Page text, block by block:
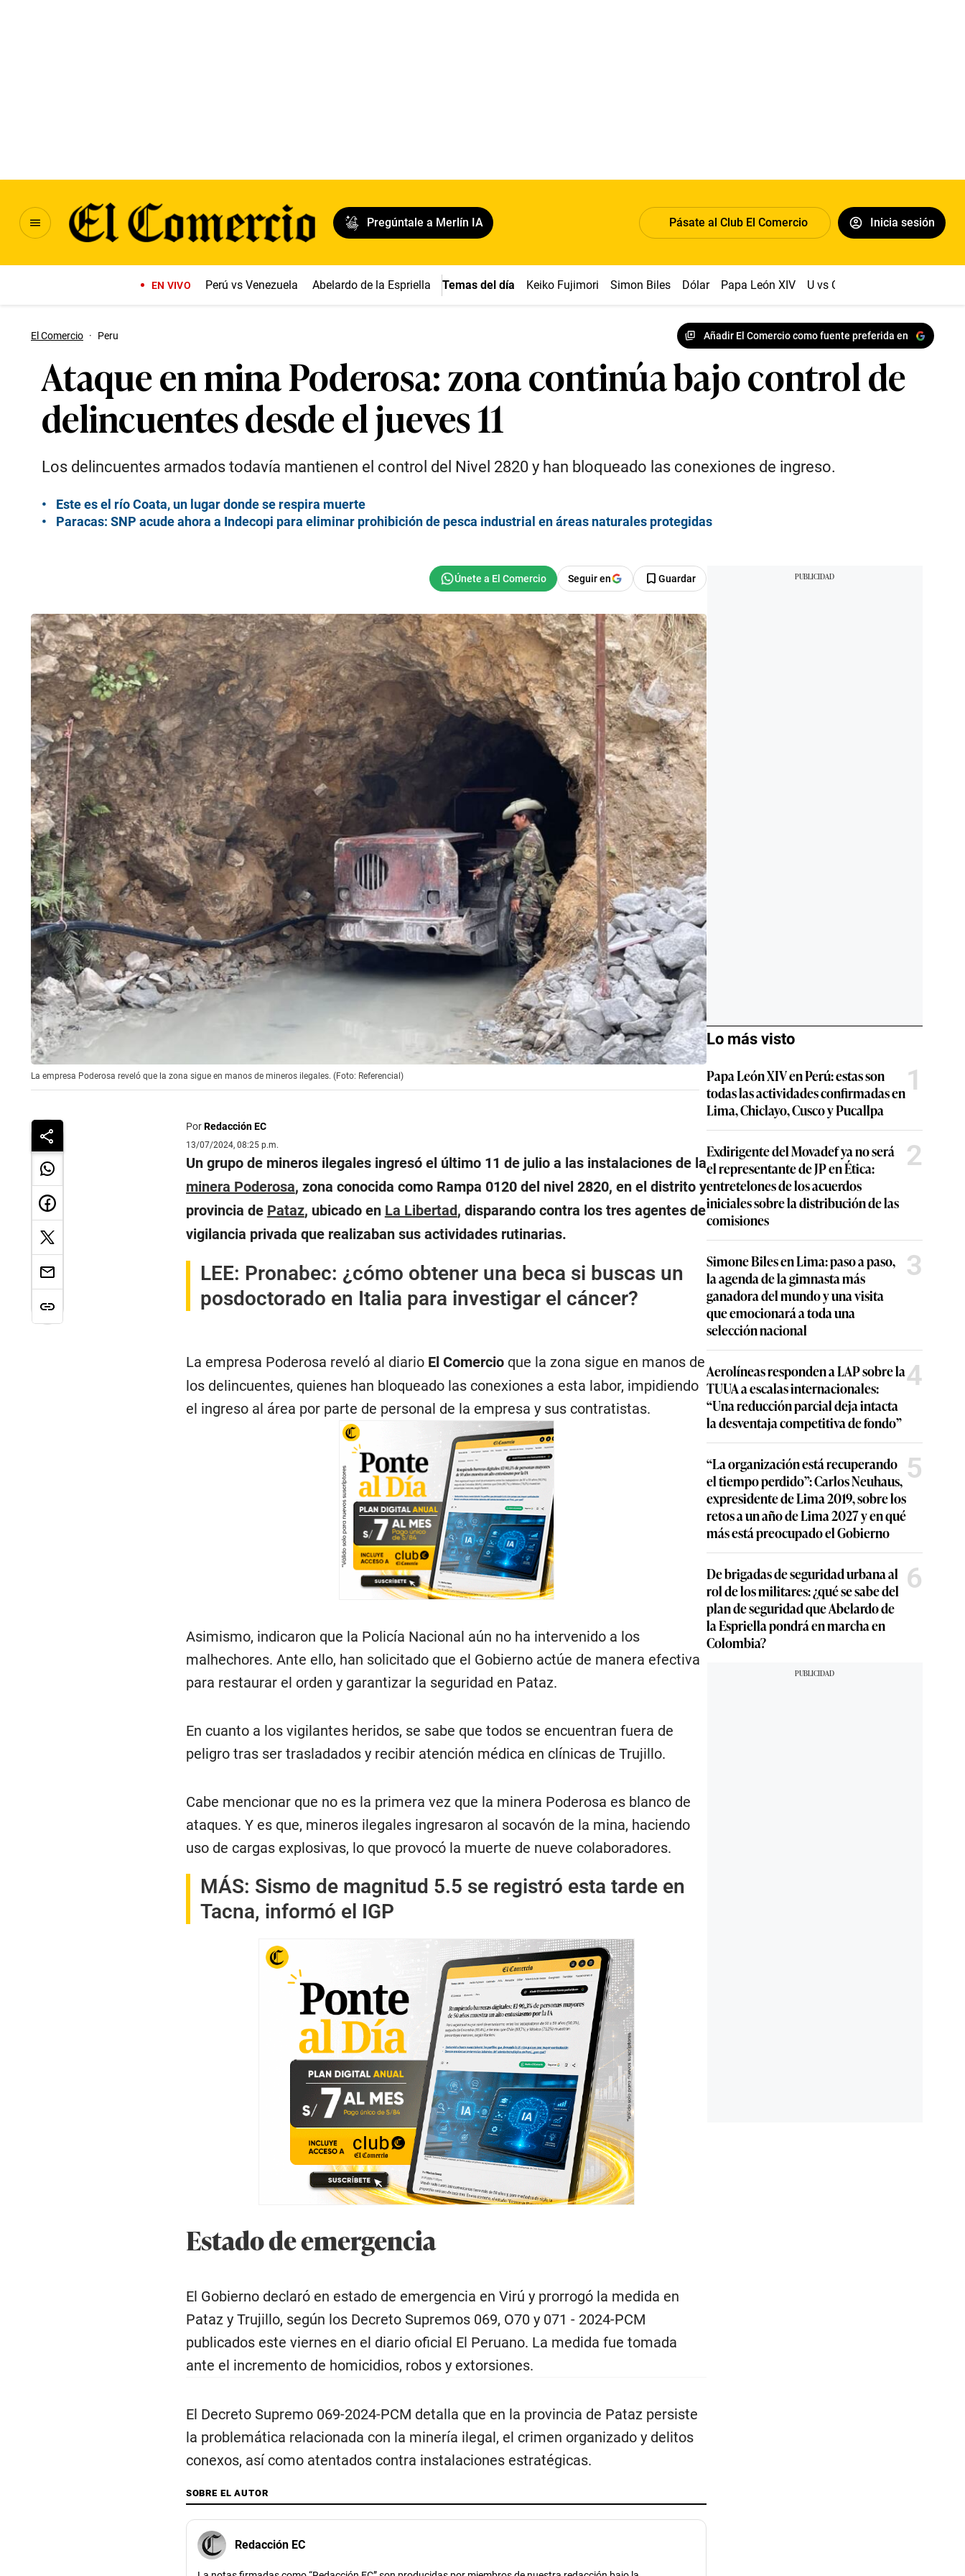
Pregúntale a Merlín IA Pásate al Club El Comercio Inicia sesión
EN VIVO Perú vs Venezuela Abelardo de la Espriella Temas del día Keiko Fujimori Simon Biles Dólar Papa León XIV U vs Cristal
El Comercio · Peru Añadir El Comercio como fuente preferida en
Ataque en mina Poderosa: zona continúa bajo control de
delincuentes desde el jueves 11
Los delincuentes armados todavía mantienen el control del Nivel 2820 y han bloqueado las conexiones de ingreso.
Este es el río Coata, un lugar donde se respira muerte
Paracas: SNP acude ahora a Indecopi para eliminar prohibición de pesca industrial en áreas naturales protegidas
Seguir en Guardar
La empresa Poderosa reveló que la zona sigue en manos de mineros ilegales. (Foto: Referencial)
PorRedacción EC
13/07/2024, 08:25 p.m.
Un grupo de mineros ilegales ingresó el último 11 de julio a las instalaciones de la
minera Poderosa, zona conocida como Rampa 0120 del nivel 2820, en el distrito y
provincia de Pataz, ubicado en La Libertad, disparando contra los tres agentes de
vigilancia privada que realizaban sus actividades rutinarias.
LEE: Pronabec: ¿cómo obtener una beca si buscas un
posdoctorado en Italia para investigar el cáncer?
La empresa Poderosa reveló al diario El Comercioque la zona sigue en manos de
los delincuentes, quienes han bloqueado las conexiones a esta labor, impidiendo
el ingreso al área por parte de personal de la empresa y sus contratistas.
Asimismo, indicaron que la Policía Nacional aún no ha intervenido a los
malhechores. Ante ello, han solicitado que el Gobierno actúe de manera efectiva
para restaurar el orden y garantizar la seguridad en Pataz.
En cuanto a los vigilantes heridos, se sabe que todos se encuentran fuera de
peligro tras ser trasladados y recibir atención médica en clínicas de Trujillo.
Cabe mencionar que no es la primera vez que la minera Poderosa es blanco de
ataques. Y es que, mineros ilegales ingresaron al socavón de la mina, haciendo
uso de cargas explosivas, lo que provocó la muerte de nueve colaboradores.
MÁS: Sismo de magnitud 5.5 se registró esta tarde en
Tacna, informó el IGP
Estado de emergencia
El Gobierno declaró en estado de emergencia en Virú y prorrogó la medida en
Pataz y Trujillo, según los Decreto Supremos 069, O70 y 071 - 2024-PCM
publicados este viernes en el diario oficial El Peruano. La medida fue tomada
ante el incremento de homicidios, robos y extorsiones.
El Decreto Supremo 069-2024-PCM detalla que en la provincia de Pataz persiste
la problemática relacionada con la minería ilegal, el crimen organizado y delitos
conexos, así como atentados contra instalaciones estratégicas.
SOBRE EL AUTOR
Redacción EC
Lo más visto
Papa León XIV en Perú: estas son
todas las actividades confirmadas en
Lima, Chiclayo, Cusco y Pucallpa
1
Exdirigente del Movadef ya no será
el representante de JP en Ética:
entretelones de los acuerdos
iniciales sobre la distribución de las
comisiones
2
Simone Biles en Lima: paso a paso,
la agenda de la gimnasta más
ganadora del mundo y una visita
que emocionará a toda una
selección nacional
3
Aerolíneas responden a LAP sobre la
TUUA a escalas internacionales:
“Una reducción parcial deja intacta
la desventaja competitiva de fondo”
4
“La organización está recuperando
el tiempo perdido”: Carlos Neuhaus,
expresidente de Lima 2019, sobre los
retos a un año de Lima 2027 y en qué
más está preocupado el Gobierno
5
De brigadas de seguridad urbana al
rol de los militares: ¿qué se sabe del
plan de seguridad que Abelardo de
la Espriella pondrá en marcha en
Colombia?
6